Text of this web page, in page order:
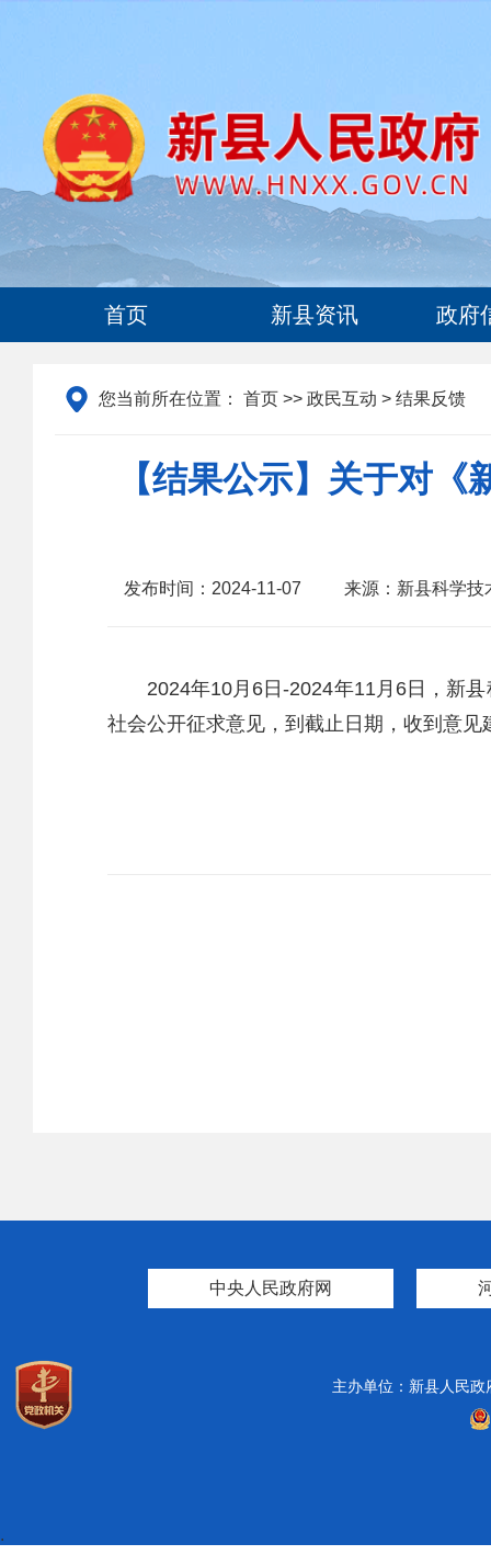
首页 新县资讯 政府
您当前所在位置： 首页 >> 政民互动 > 结果反馈
【结果公示】关于对
发布时间：2024-11-07 来源：新县科学技
2024年10月6日-2024年11月6日，新县
社会公开征求意见，到截止日期，收到意见
中央人民政府网
主办单位：新县人民政
.